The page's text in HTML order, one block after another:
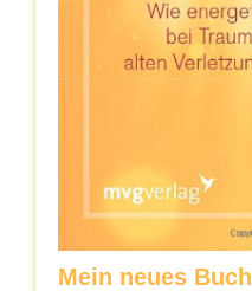
Mein neues Buch